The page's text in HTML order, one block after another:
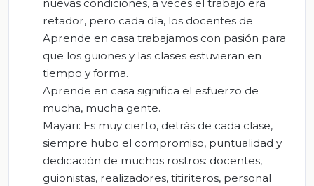
nuevas condiciones, a veces el trabajo era
retador, pero cada día, los docentes de
Aprende en casa trabajamos con pasión para
que los guiones y las clases estuvieran en
tiempo y forma.
Aprende en casa significa el esfuerzo de
mucha, mucha gente.
Mayari: Es muy cierto, detrás de cada clase,
siempre hubo el compromiso, puntualidad y
dedicación de muchos rostros: docentes,
guionistas, realizadores, titiriteros, personal